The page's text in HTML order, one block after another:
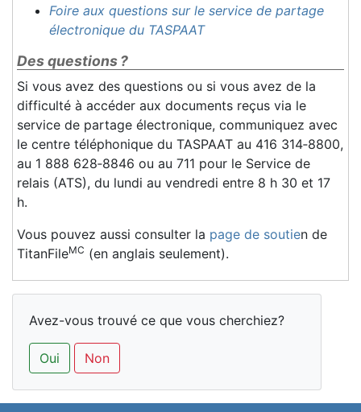
Foire aux questions sur le service de partage
électronique du TASPAAT
Des questions ?
Si vous avez des questions ou si vous avez de la
difficulté à accéder aux documents reçus via le
service de partage électronique, communiquez avec
le centre téléphonique du TASPAAT au 416 314‑8800,
au 1 888 628‑8846 ou au 711 pour le Service de
relais (ATS), du lundi au vendredi entre 8 h 30 et 17
h.
Vous pouvez aussi consulter la page de soutien de
TitanFileMC (en anglais seulement).
Avez-vous trouvé ce que vous cherchiez?
Oui Non